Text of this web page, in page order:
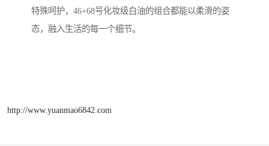
特殊呵护，46+68号化妆级白油的组合都能以柔滑的姿
态，融入生活的每一个细节。
http://www.yuanmao6842.com